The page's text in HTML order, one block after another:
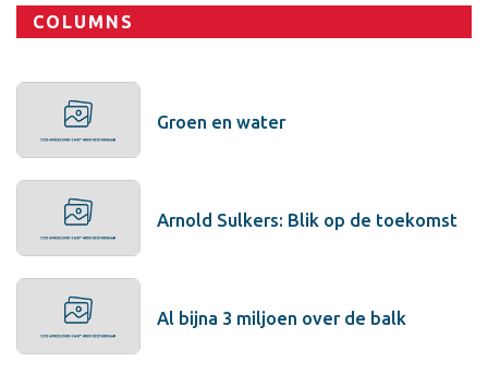
COLUMNS
Groen en water
Arnold Sulkers: Blik op de toekomst
Al bijna 3 miljoen over de balk